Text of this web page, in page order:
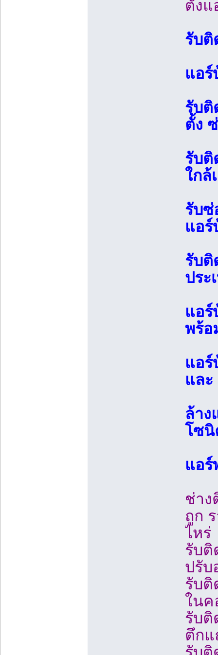
ตั้งแ
รับติ
แอร์
รับติ
ตั้ง
รับติ
ใกล้
รับซ่
แอ
รับติ
ประ
แอร์
พร้อ
แอร์
แล
ล้าง
โซ
แอ
ช่าง
ถูก
ไหร่
รับติ
ปรับ
รับติ
ในค
รับติ
ตึก